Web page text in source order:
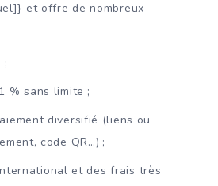
et offre de nombreux
;
% sans limite ;
diversifié (liens ou
code QR…) ;
et des frais très